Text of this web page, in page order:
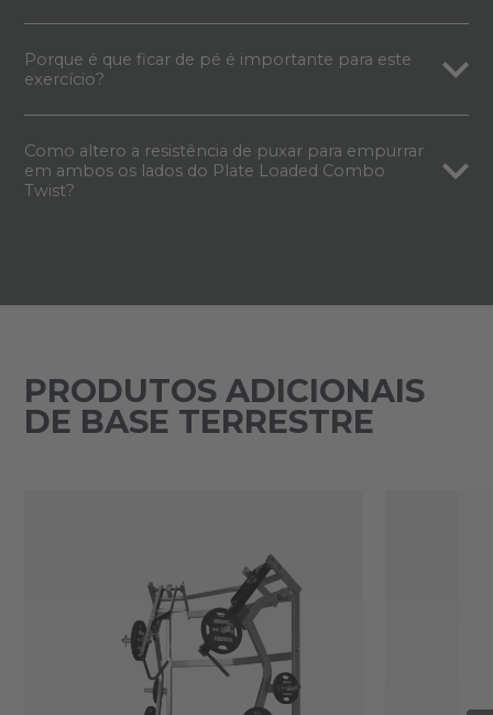
Porque é que ficar de pé é importante para este
exercício?
Como altero a resistência de puxar para empurrar
em ambos os lados do Plate Loaded Combo
Twist?
PRODUTOS ADICIONAIS
DE BASE TERRESTRE